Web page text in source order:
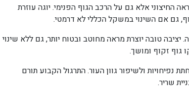
אלא גם על הרכב הגוף הפנימי. יוגה עוזרת
גם אם השינוי במשקל הכללי לא דרמטי.
טובה יוצרת מראה מחוטב ובטוח יותר, גם ללא שינוי
גוף זקוף ומושך.
ולשיפור גוון העור. התרגול הקבוע תורם
שריר.